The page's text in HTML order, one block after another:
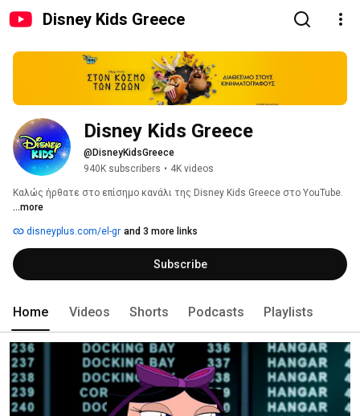
Disney Kids Greece
Disney Kids Greece
@DisneyKidsGreece
940K subscribers • 4K videos
Καλώς ήρθατε στο επίσημο κανάλι της Disney Kids Greece στο YouTube.
...more
disneyplus.com/el-gr and 3 more links
Subscribe
Home Videos Shorts Podcasts Playlists